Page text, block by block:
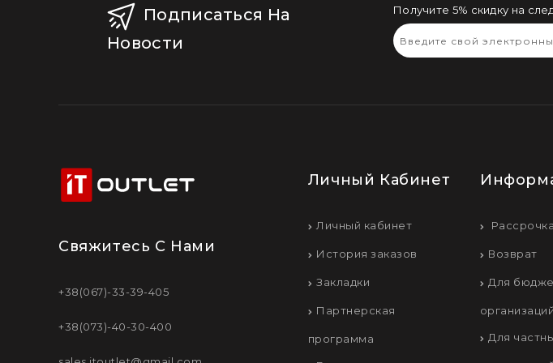
Подписаться На
Новости
Получите 5% скидку на
Свяжитесь С Нами
+38(067)-33-39-405
+38(073)-40-30-400
Личный Кабинет
Личный кабинет
История заказов
Закладки
Партнерская
программа
Рассрочка
Возврат
Для
организаций
Для